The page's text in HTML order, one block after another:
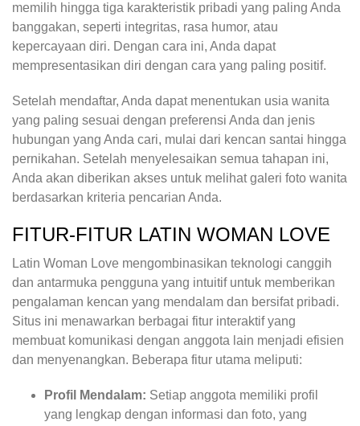
memilih hingga tiga karakteristik pribadi yang paling Anda
banggakan, seperti integritas, rasa humor, atau
kepercayaan diri. Dengan cara ini, Anda dapat
mempresentasikan diri dengan cara yang paling positif.
Setelah mendaftar, Anda dapat menentukan usia wanita
yang paling sesuai dengan preferensi Anda dan jenis
hubungan yang Anda cari, mulai dari kencan santai hingga
pernikahan. Setelah menyelesaikan semua tahapan ini,
Anda akan diberikan akses untuk melihat galeri foto wanita
berdasarkan kriteria pencarian Anda.
FITUR-FITUR LATIN WOMAN LOVE
Latin Woman Love mengombinasikan teknologi canggih
dan antarmuka pengguna yang intuitif untuk memberikan
pengalaman kencan yang mendalam dan bersifat pribadi.
Situs ini menawarkan berbagai fitur interaktif yang
membuat komunikasi dengan anggota lain menjadi efisien
dan menyenangkan. Beberapa fitur utama meliputi:
Profil Mendalam: Setiap anggota memiliki profil
yang lengkap dengan informasi dan foto, yang